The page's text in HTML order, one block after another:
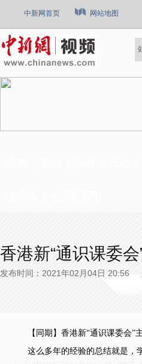
中新网首页 网站地图
香港新“通识课委
发布时间：2021年02月04日 20:56
【同期】香港新“通识课委会”
这么多年的经验的总结就是，学